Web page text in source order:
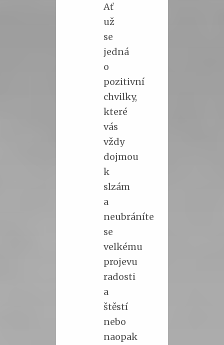
Ať
už
se
jedná
o
pozitivní
chvilky,
které
vás
vždy
dojmou
k
slzám
a
neubráníte
se
velkému
projevu
radosti
a
štěstí
nebo
naopak